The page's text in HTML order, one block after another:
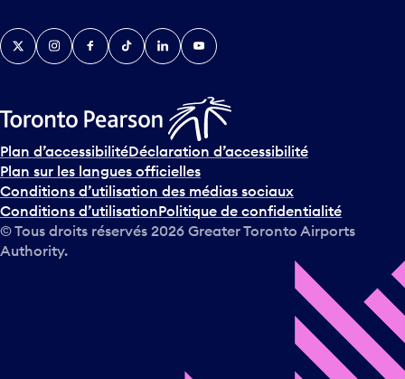
TwitterInstagramFacebook
TikTokLinkedInYouTube
Plan d’accessibilitéDéclaration d’accessibilité
Plan sur les langues officielles
Conditions d’utilisation des médias sociaux
Conditions d’utilisationPolitique de confidentialité
© Tous droits réservés 2026 Greater Toronto Airports
Authority.